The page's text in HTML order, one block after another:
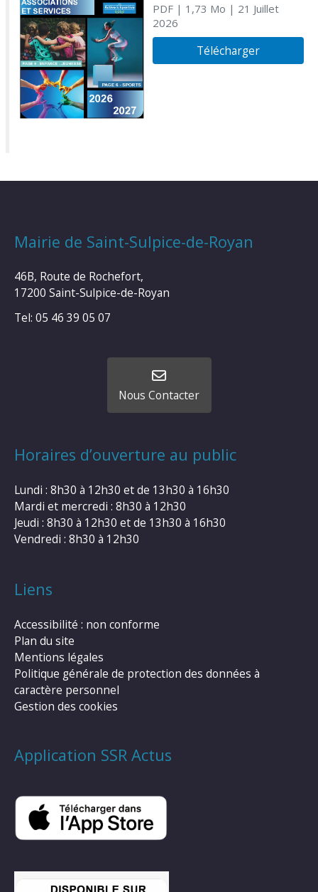
PDF| 1,73 Mo | 21 Juillet
2026
Télécharger
Mairie de Saint-Sulpice-de-Royan
46B, Route de Rochefort,
17200 Saint-Sulpice-de-Royan
Tel: 05 46 39 05 07
Nous Contacter
Horaires d’ouverture au public
Lundi : 8h30 à 12h30 et de 13h30 à 16h30
Mardi et mercredi : 8h30 à 12h30
Jeudi : 8h30 à 12h30 et de 13h30 à 16h30
Vendredi : 8h30 à 12h30
Liens
Accessibilité : non conforme
Plan du site
Mentions légales
Politique générale de protection des données à
caractère personnel
Gestion des cookies
Application SSR Actus